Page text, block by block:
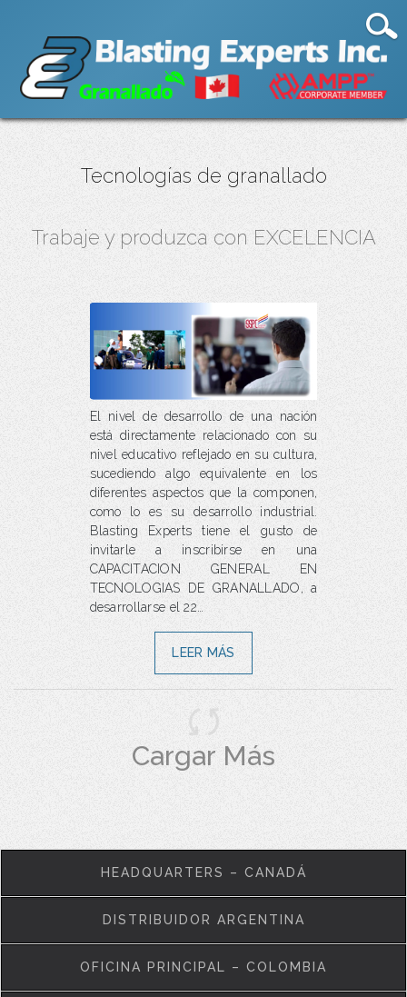
Tecnologías de granallado
Trabaje y produzca con EXCELENCIA
El nivel de desarrollo de una nación
está directamente relacionado con su
nivel educativo reflejado en su cultura,
sucediendo algo equivalente en los
diferentes aspectos que la componen,
como lo es su desarrollo industrial.
Blasting Experts tiene el gusto de
invitarle a inscribirse en una
CAPACITACION GENERAL EN
TECNOLOGIAS DE GRANALLADO, a
desarrollarse el 22…
LEER MÁS
Cargar Más
HEADQUARTERS – CANADÁ
DISTRIBUIDOR ARGENTINA
OFICINA PRINCIPAL – COLOMBIA